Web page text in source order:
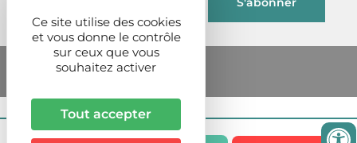
Ce site utilise des cookies
et vous donne le contrôle
sur ceux que vous
souhaitez activer
Tout accepter